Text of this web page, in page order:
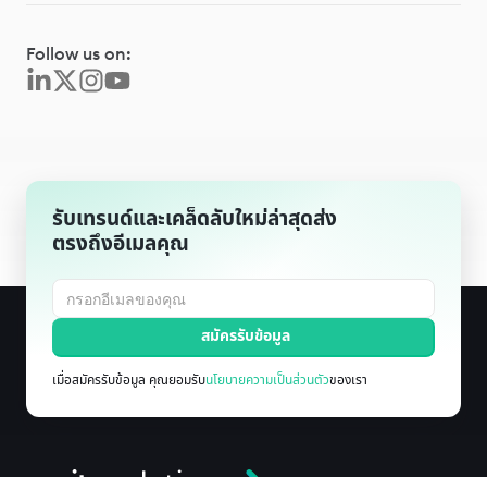
Follow us on:
รับเทรนด์และเคล็ดลับใหม่ล่าสุดส่ง
ตรงถึงอีเมลคุณ
เมื่อสมัครรับข้อมูล คุณยอมรับนโยบายความเป็นส่วนตัวของเรา